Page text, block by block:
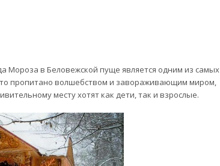
Мороза в Беловежской пуще является одним из самых
пропитано волшебством и завораживающим миром,
месту хотят как дети, так и взрослые.